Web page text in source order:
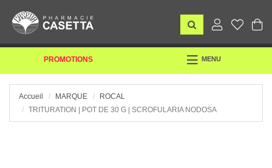
PROMOTIONS
TOGGLE
MENU
Accueil MARQUE
ROCAL
TRITURATION | POT DE 30 G | SCROFULARIA NODOSA